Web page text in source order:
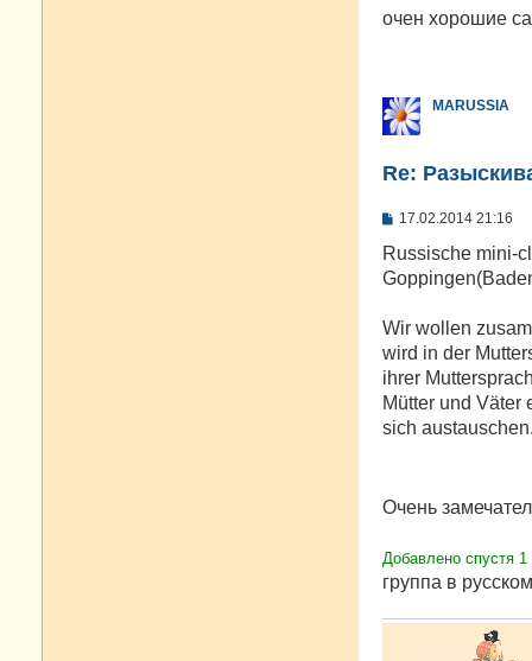
о
и
е
очен хорошие
MARUSSIA
Re:
С
о
щ
н
и
е
17.02.2014 21:16
Russische mini-
Wir wollen
wird in der
ihrer
Mütter und Väter
sich
Очень
Добавлено спустя
группа в